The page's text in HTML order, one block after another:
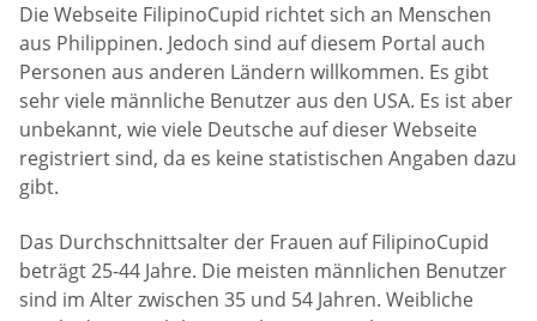
Die Webseite FilipinoCupid richtet sich an Menschen
aus Philippinen. Jedoch sind auf diesem Portal auch
Personen aus anderen Ländern willkommen. Es gibt
sehr viele männliche Benutzer aus den USA. Es ist aber
unbekannt, wie viele Deutsche auf dieser Webseite
registriert sind, da es keine statistischen Angaben dazu
gibt.
Das Durchschnittsalter der Frauen auf FilipinoCupid
beträgt 25-44 Jahre. Die meisten männlichen Benutzer
sind im Alter zwischen 35 und 54 Jahren. Weibliche